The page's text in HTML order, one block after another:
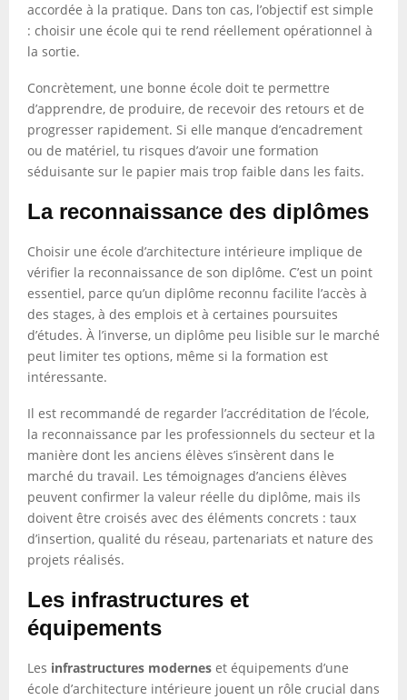
accordée à la pratique. Dans ton cas, l’objectif est simple
: choisir une école qui te rend réellement opérationnel à
la sortie.
Concrètement, une bonne école doit te permettre
d’apprendre, de produire, de recevoir des retours et de
progresser rapidement. Si elle manque d’encadrement
ou de matériel, tu risques d’avoir une formation
séduisante sur le papier mais trop faible dans les faits.
La reconnaissance des diplômes
Choisir une école d’architecture intérieure implique de
vérifier la reconnaissance de son diplôme. C’est un point
essentiel, parce qu’un diplôme reconnu facilite l’accès à
des stages, à des emplois et à certaines poursuites
d’études. À l’inverse, un diplôme peu lisible sur le marché
peut limiter tes options, même si la formation est
intéressante.
Il est recommandé de regarder l’accréditation de l’école,
la reconnaissance par les professionnels du secteur et la
manière dont les anciens élèves s’insèrent dans le
marché du travail. Les témoignages d’anciens élèves
peuvent confirmer la valeur réelle du diplôme, mais ils
doivent être croisés avec des éléments concrets : taux
d’insertion, qualité du réseau, partenariats et nature des
projets réalisés.
Les infrastructures et
équipements
Les infrastructures modernes et équipements d’une
école d’architecture intérieure jouent un rôle crucial dans